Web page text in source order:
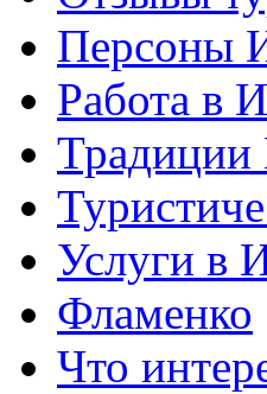
Персоны
Работа в
Традиции
Услуги в
Фламенко
Что